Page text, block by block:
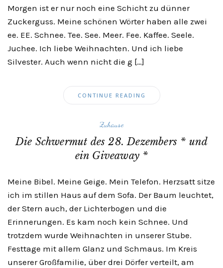
Morgen ist er nur noch eine Schicht zu dünner
Zuckerguss. Meine schönen Wörter haben alle zwei
ee. EE. Schnee. Tee. See. Meer. Fee. Kaffee. Seele.
Juchee. Ich liebe Weihnachten. Und ich liebe
Silvester. Auch wenn nicht die g […]
CONTINUE READING
Zuhause
Die Schwermut des 28. Dezembers * und
ein Giveaway *
Meine Bibel. Meine Geige. Mein Telefon. Herzsatt sitze
ich im stillen Haus auf dem Sofa. Der Baum leuchtet,
der Stern auch, der Lichterbogen und die
Erinnerungen. Es kam noch kein Schnee. Und
trotzdem wurde Weihnachten in unserer Stube.
Festtage mit allem Glanz und Schmaus. Im Kreis
unserer Großfamilie, über drei Dörfer verteilt, am